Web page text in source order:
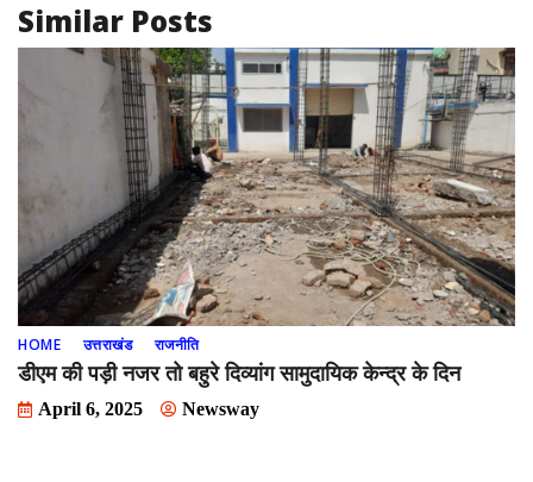
Similar Posts
HOME उत्तराखंड राजनीति
डीएम की पड़ी नजर तो बहुरे दिव्यांग सामुदायिक केन्द्र के दिन
April 6, 2025 Newsway